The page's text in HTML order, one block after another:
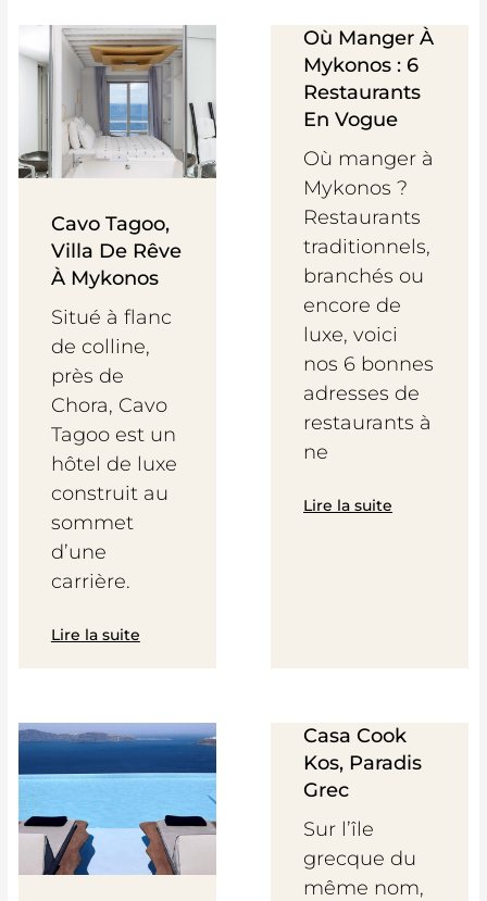
Cavo Tagoo,
Villa De Rêve
À Mykonos
Situé à flanc
de colline,
près de
Chora, Cavo
Tagoo est un
hôtel de luxe
construit au
sommet
d’une
carrière.
Lire la suite
Où Manger À
Mykonos : 6
Restaurants
En Vogue
Où manger à
Mykonos ?
Restaurants
traditionnels,
branchés ou
encore de
luxe, voici
nos 6 bonnes
adresses de
restaurants à
ne
Lire la suite
Casa Cook
Kos, Paradis
Grec
Sur l’île
grecque du
même nom,